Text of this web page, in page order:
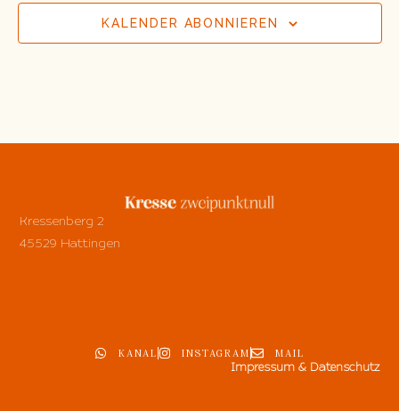
KALENDER ABONNIEREN
Kressenberg 2
45529 Hattingen
KANAL INSTAGRAM MAIL
Impressum & Datenschutz